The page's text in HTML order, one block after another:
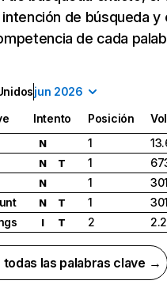
de búsqueda y
de cada
jun 2026
Intento Posición
N 1
N T 1
N 1
N T 1
I T 2
todas las palabras clave →